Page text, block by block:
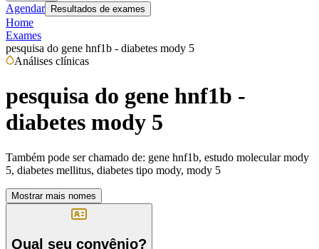
Agendar Resultados de exames
Home
Exames
pesquisa do gene hnf1b - diabetes mody 5
Análises clínicas
pesquisa do gene hnf1b -
diabetes mody 5
Também pode ser chamado de: gene hnf1b, estudo molecular mody
5, diabetes mellitus, diabetes tipo mody, mody 5
Mostrar mais nomes
Qual seu convênio?